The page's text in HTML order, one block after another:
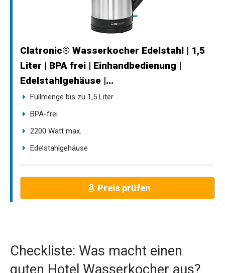
Clatronic® Wasserkocher Edelstahl | 1,5
Liter | BPA frei | Einhandbedienung |
Edelstahlgehäuse |...
Füllmenge bis zu 1,5 Liter
BPA-frei
2200 Watt max.
Edelstahlgehäuse
Preis prüfen
Checkliste: Was macht einen
guten Hotel Wasserkocher aus?